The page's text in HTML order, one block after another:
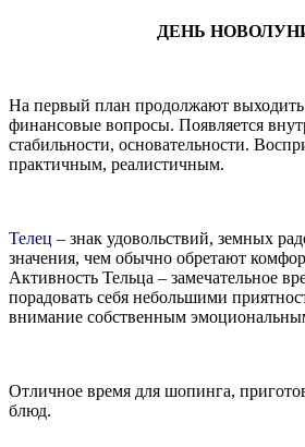
ДЕНЬ
На первый план продолжают выходить
финансовые вопросы. Появляется
стабильности, основательности.
практичным, реалистичным.
Телец – знак удовольствий, земных
значения, чем обычно обретают
Активность Тельца – замечательное
порадовать себя небольшими
внимание собственным
Отличное время для шопинга,
блюд.